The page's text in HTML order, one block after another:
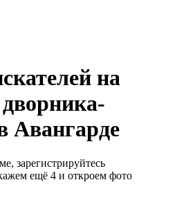
на
Авангарде
зарегистрируйтесь
ещё 4 и откроем фото